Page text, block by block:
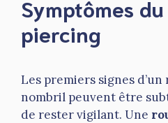
Symptômes
piercing
Les premiers signes
nombril peuvent être
de rester vigilant. Une